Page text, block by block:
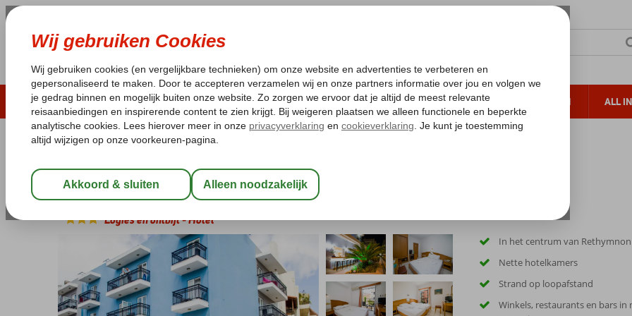
ZOMER 2026 LAST MINUTES WINTERZON ZONVAKANTIES VERRE REIZEN ALL
Laagsteprijsgarantie* Geen fueltoeslag Gratis annuleren*
Home
Griekenland Kreta Rethymnon Astali Hotel
Astali Hotel
Logies en ontbijt-Hotel
In het centrum van Rethymnon
Nette hotelkamers
Strand op loopafstand
Winkels, restaurants en bars in